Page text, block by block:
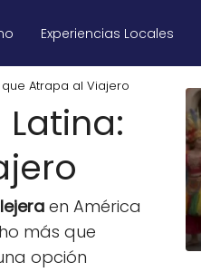
Experiencias Locales
Atrapa al Viajero
en América
más que
opción